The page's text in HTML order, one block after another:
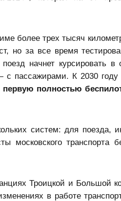
более трех тысяч
но за все время
начнет курсировать
пассажирами. К 2030 году
первую полностью
систем: для поезда,
московского транспорта
Троицкой и Большой
в работе